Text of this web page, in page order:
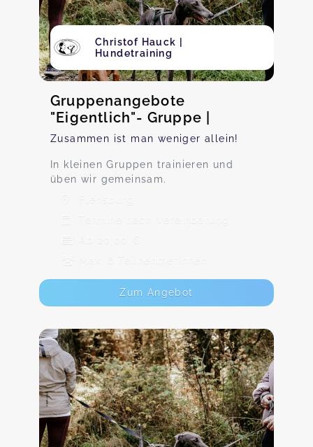
Christof Hauck |
Hundetraining
Gruppenangebote
"Eigentlich"- Gruppe |
Zusammen ist man weniger allein!
In kleinen Gruppen trainieren und
üben wir gemeinsam.
Flensburg
Termine nach Vereinbarung
Ab 20,00 €
Max. 6 TeilnehmerInnen
Zum Angebot